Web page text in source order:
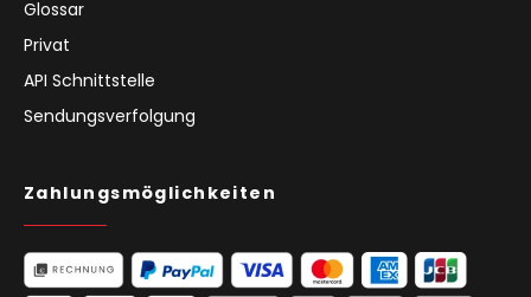
Glossar
Privat
API Schnittstelle
Sendungsverfolgung
Zahlungsmöglichkeiten